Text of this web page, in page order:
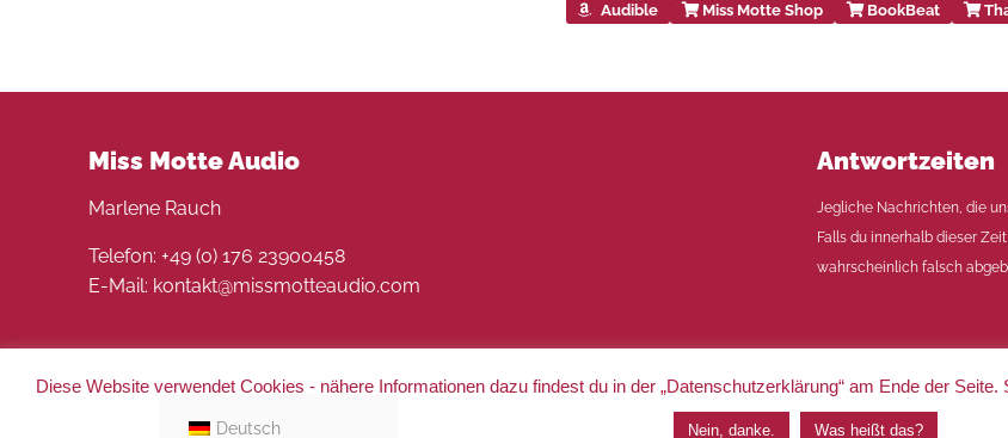
Audible Miss Motte Shop BookBeat
Miss Motte Audio
Marlene Rauch
Telefon: +49 (0) 176 23900458
E-Mail: kontakt@missmotteaudio.com
Antwortzeiten
Jegliche Nachrichten, die
Falls du innerhalb dieser
wahrscheinlich falsch
Datenschutz
Diese Website verwendet Cookies - nähere Informationen dazu findest du in der „Datenschutzerklärung“ am Ende der
Nein, danke. Was heißt das?
Deutsch